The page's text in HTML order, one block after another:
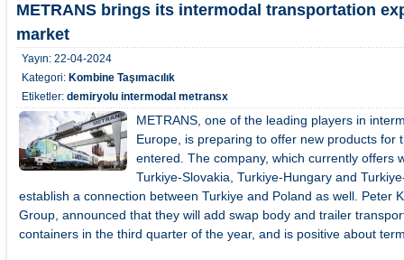
METRANS brings its intermodal transportation
market
Yayın: 22-04-2024
Kategori: Kombine Taşımacılık
Etiketler: demiryolu intermodal metransx
METRANS, one of the leading players in
Europe, is preparing to offer new products for
entered. The company, which currently offers
Turkiye-Slovakia, Turkiye-Hungary and
establish a connection between Turkiye and Poland as well. Peter
Group, announced that they will add swap body and trailer
containers in the third quarter of the year, and is positive about